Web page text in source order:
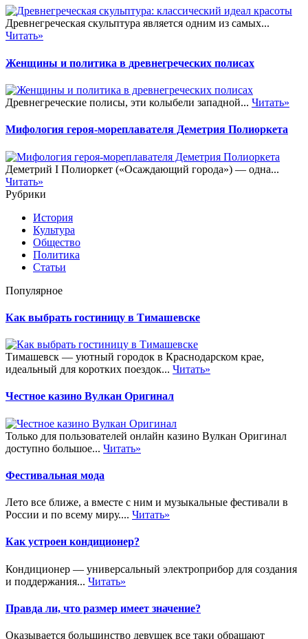
Древнегреческая скульптура является одним из самых...
Читать»
Женщины и политика в древнегреческих полисах
Древнегреческие полисы, эти колыбели западной... Читать»
Мифология героя-мореплавателя Деметрия Полиоркета
Деметрий I Полиоркет («Осаждающий города») — одна...
Читать»
Рубрики
История
Культура
Общество
Политика
Статьи
Популярное
Как выбрать гостиницу в Тимашевске
Тимашевск — уютный городок в Краснодарском крае,
идеальный для коротких поездок... Читать»
Честное казино Вулкан Оригинал
Только для пользователей онлайн казино Вулкан Оригинал
доступно большое... Читать»
Фестивальная мода
Лето все ближе, а вместе с ним и музыкальные фестивали в
России и по всему миру.... Читать»
Как устроен кондиционер?
Кондиционер — универсальный электроприбор для создания
и поддержания... Читать»
Правда ли, что размер имеет значение?
Оказывается большинство девушек все таки обращают